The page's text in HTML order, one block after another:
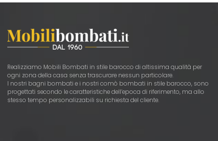
Realizziamo Mobili Bombati in stile barocco di altissima qualità per
ogni zona della casa senza trascurare nessun particolare.
I nostri bagni bombati e i nostri comò bombati in stile barocco, sono
progettati secondo le caratteristiche dell’epoca di riferimento, ma allo
stesso tempo personalizzabili su richiesta del cliente.